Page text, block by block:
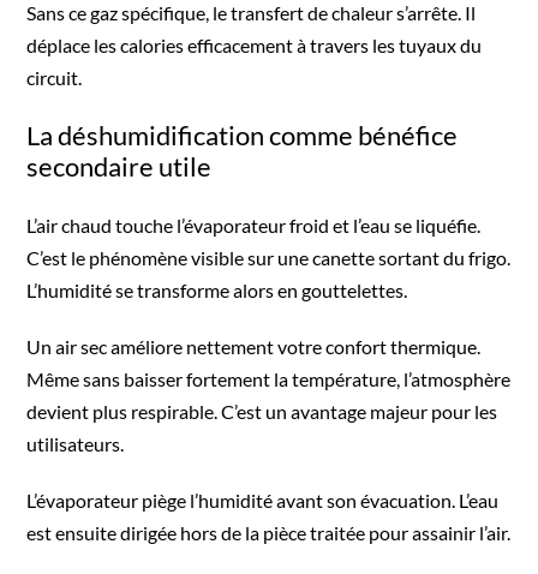
Sans ce gaz spécifique, le transfert de chaleur s’arrête. Il
déplace les calories efficacement à travers les tuyaux du
circuit.
La déshumidification comme bénéfice
secondaire utile
L’air chaud touche l’évaporateur froid et l’eau se liquéfie.
C’est le phénomène visible sur une canette sortant du frigo.
L’humidité se transforme alors en gouttelettes.
Un air sec améliore nettement votre confort thermique.
Même sans baisser fortement la température, l’atmosphère
devient plus respirable. C’est un avantage majeur pour les
utilisateurs.
L’évaporateur piège l’humidité avant son évacuation. L’eau
est ensuite dirigée hors de la pièce traitée pour assainir l’air.